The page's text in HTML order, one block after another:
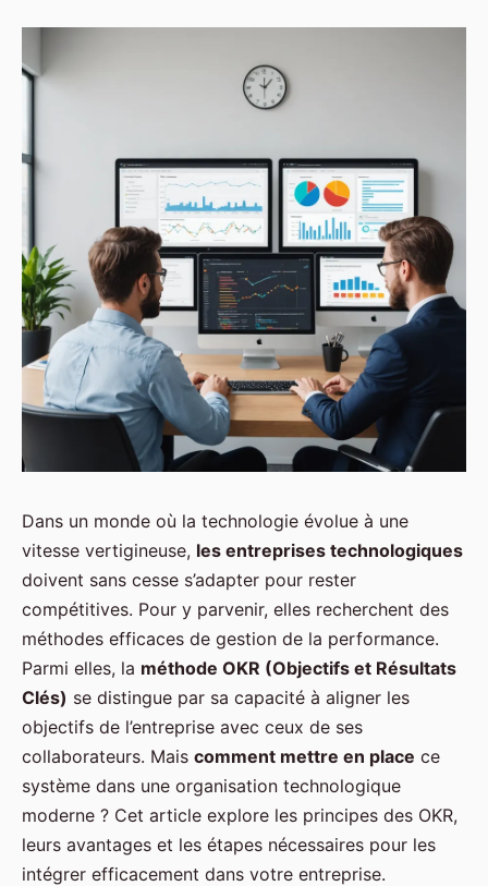
Dans un monde où la technologie évolue à une
vitesse vertigineuse, les entreprises technologiques
doivent sans cesse s’adapter pour rester
compétitives. Pour y parvenir, elles recherchent des
méthodes efficaces de gestion de la performance.
Parmi elles, la méthode OKR (Objectifs et Résultats
Clés) se distingue par sa capacité à aligner les
objectifs de l’entreprise avec ceux de ses
collaborateurs. Mais comment mettre en place ce
système dans une organisation technologique
moderne ? Cet article explore les principes des OKR,
leurs avantages et les étapes nécessaires pour les
intégrer efficacement dans votre entreprise.